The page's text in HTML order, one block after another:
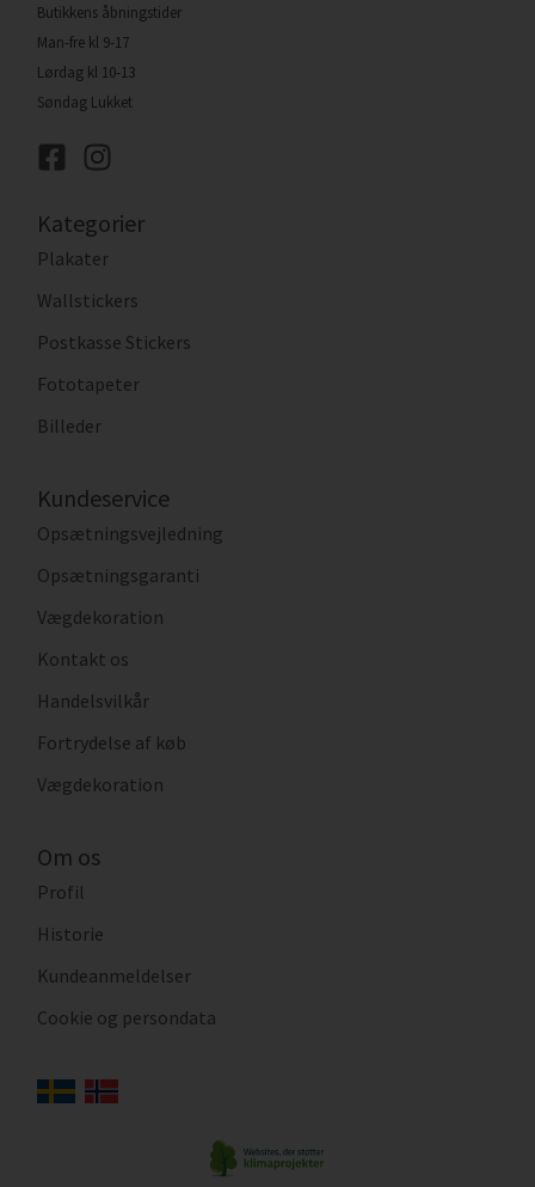
Butikkens åbningstider
Man-fre kl 9-17
Lørdag kl 10-13
Søndag Lukket
Kategorier
Plakater
Wallstickers
Postkasse Stickers
Fototapeter
Billeder
Kundeservice
Opsætningsvejledning
Opsætningsgaranti
Vægdekoration
Kontakt os
Handelsvilkår
Fortrydelse af køb
Vægdekoration
Om os
Profil
Historie
Kundeanmeldelser
Cookie og persondata